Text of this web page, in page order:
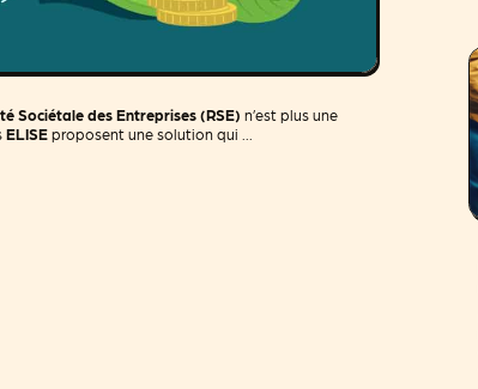
Sociétale des Entreprises (RSE) n’est plus une
ELISEproposent une solution qui ...